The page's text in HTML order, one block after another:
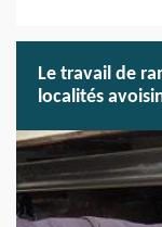
Le travail de
localités